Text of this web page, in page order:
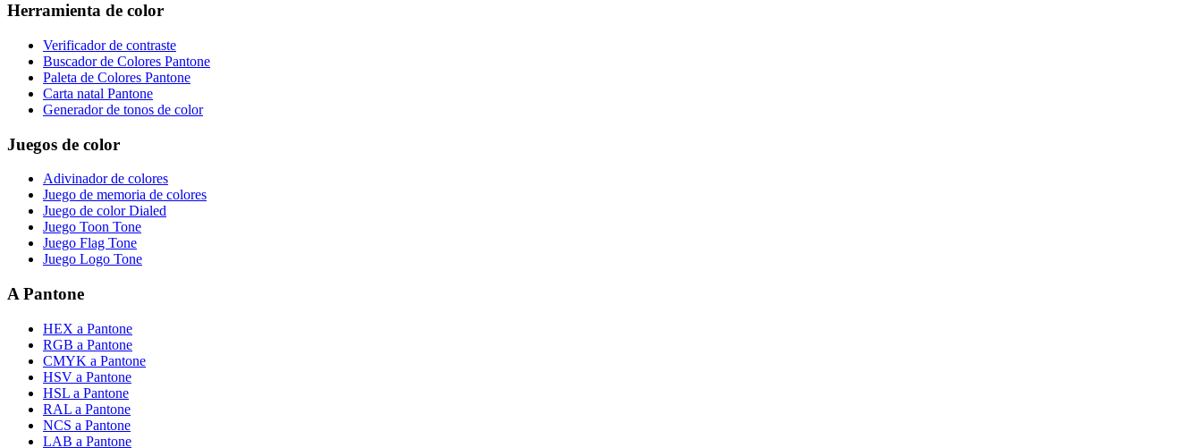
Herramienta de color
Verificador de contraste
Buscador de Colores Pantone
Paleta de Colores Pantone
Carta natal Pantone
Generador de tonos de color
Juegos de color
Adivinador de colores
Juego de memoria de colores
Juego de color Dialed
Juego Toon Tone
Juego Flag Tone
Juego Logo Tone
A Pantone
HEX a Pantone
RGB a Pantone
CMYK a Pantone
HSV a Pantone
HSL a Pantone
RAL a Pantone
NCS a Pantone
LAB a Pantone